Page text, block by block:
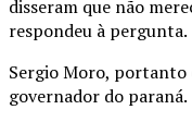
disseram que não
respondeu à pergunta.
Sergio Moro, portanto
governador do paraná.